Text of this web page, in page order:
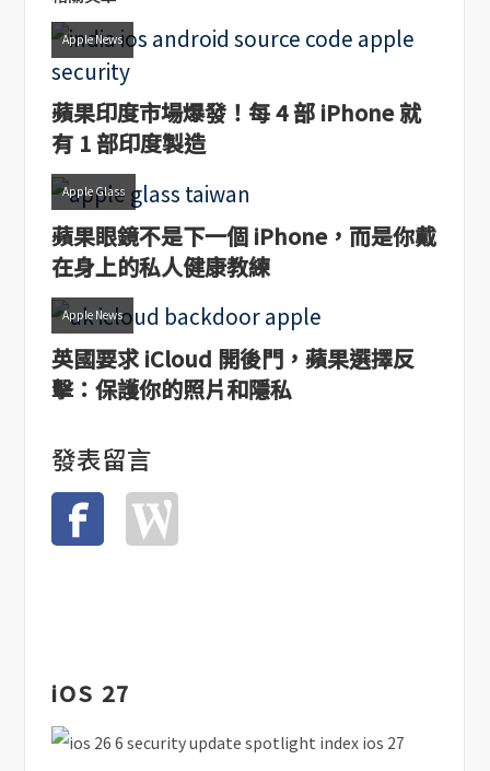
Apple News
蘋果印度市場爆發！每 4 部 iPhone 就
有 1 部印度製造
Apple Glass
蘋果眼鏡不是下一個 iPhone，而是你戴
在身上的私人健康教練
Apple News
英國要求 iCloud 開後門，蘋果選擇反
擊：保護你的照片和隱私
發表留言
iOS 27